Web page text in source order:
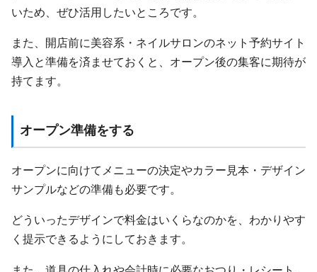
いため、ぜひ活用したいところです。
また、開店前に美容系・ネイルサロンのネット予約サイト
導入と準備を済ませておくと、オープン後の集客に期待が
持てます。
オープン準備をする
オープンに向けてメニューの決定やカラー見本・デザイン
サンプルなどの準備も必要です。
どういったデザインで料金はいくらなのかを、わかりやす
く提示できるようにしておきます。